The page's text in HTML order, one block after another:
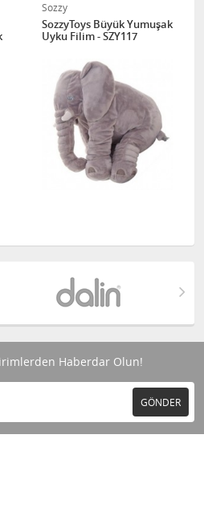
Sozzy
SozzyToys Büyük Yumuşak
Uyku Filim - SZY117
Haberdar Olun!
GÖNDER